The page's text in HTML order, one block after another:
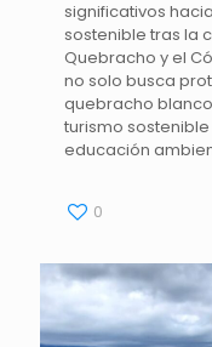
significativos
sostenible tras la
Quebracho y el
no solo busca
quebracho
turismo
educación
0